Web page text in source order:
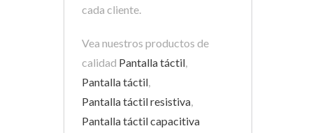
cada cliente.
Vea nuestros productos de
calidad Pantalla táctil,
Pantalla táctil,
Pantalla táctil resistiva,
Pantalla táctil capacitiva